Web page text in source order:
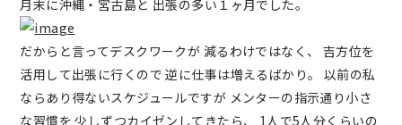
月末に沖縄・宮古島と 出張の多い１ヶ月でした。
だからと言ってデスクワークが 減るわけではなく、 吉方位を
活用して出張に行くので 逆に仕事は増えるばかり。 以前の私
ならあり得ないスケジュールですが メンターの指示通り小さ
な習慣を 少しずつカイゼンしてきたら、 1人で5人分くらいの